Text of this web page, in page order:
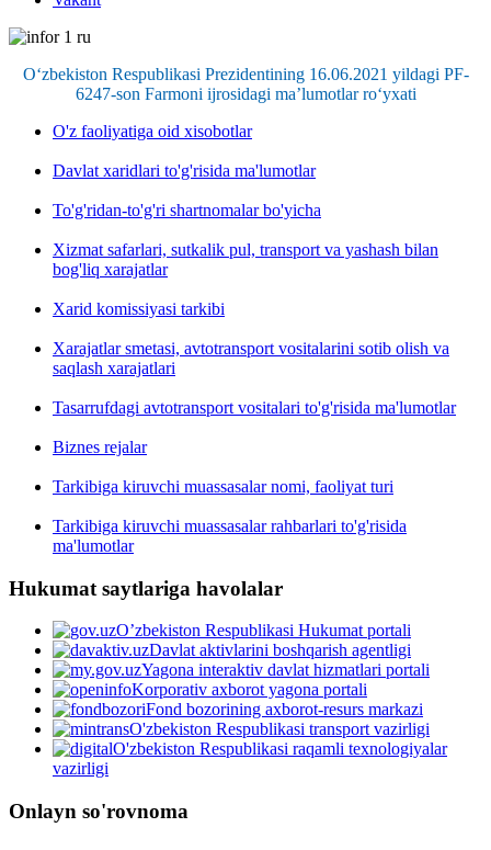
O‘zbekiston Respublikasi Prezidentining 16.06.2021 yildagi PF-
6247-son Farmoni ijrosidagi ma’lumotlar ro‘yxati
O'z faoliyatiga oid xisobotlar
Davlat xaridlari to'g'risida ma'lumotlar
To'g'ridan-to'g'ri shartnomalar bo'yicha
Xizmat safarlari, sutkalik pul, transport va yashash bilan
bog'liq xarajatlar
Xarid komissiyasi tarkibi
Xarajatlar smetasi, avtotransport vositalarini sotib olish va
saqlash xarajatlari
Tasarrufdagi avtotransport vositalari to'g'risida ma'lumotlar
Biznes rejalar
Tarkibiga kiruvchi muassasalar nomi, faoliyat turi
Tarkibiga kiruvchi muassasalar rahbarlari to'g'risida
ma'lumotlar
Hukumat saytlariga havolalar
O’zbekiston Respublikasi Hukumat portali
Davlat aktivlarini boshqarish agentligi
Yagona interaktiv davlat hizmatlari portali
Korporativ axborot yagona portali
Fond bozorining axborot-resurs markazi
O'zbekiston Respublikasi transport vazirligi
O'zbekiston Respublikasi raqamli texnologiyalar
vazirligi
Onlayn so'rovnoma